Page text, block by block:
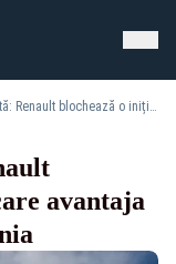
Decizie controversată: Renault blochează o inițiativă UE care avantaja producția Dacia din România
avantaja